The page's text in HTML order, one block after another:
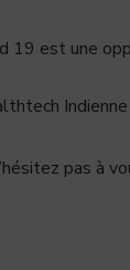
19 est une
pas à